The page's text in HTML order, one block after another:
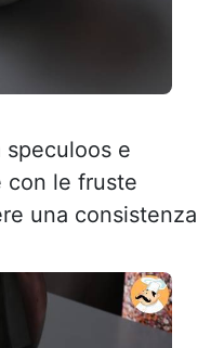
speculoos e
con le fruste
una consistenza